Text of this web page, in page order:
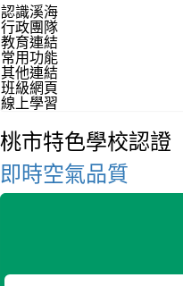
認識溪海
行政團隊
教育連結
常用功能
其他連結
班級網頁
線上學習
桃市特色學校認證
即時空氣品質